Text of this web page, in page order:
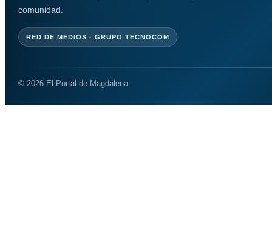
comunidad.
RED DE MEDIOS · GRUPO TECNOCOM
© 2026 El Portal de Magdalena